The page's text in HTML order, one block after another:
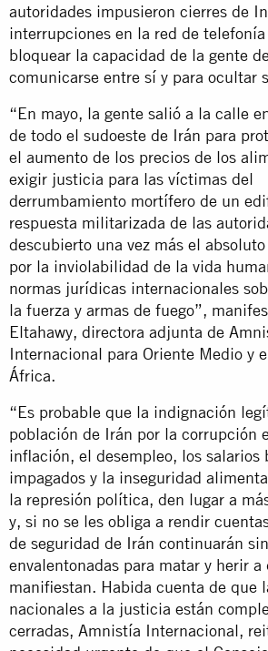
autoridades impusieron cierres de
interrupciones en la red de
bloquear la capacidad de la gente
comunicarse entre sí y para ocultar
“En mayo, la gente salió a la calle
de todo el sudoeste de Irán para
el aumento de los precios de los
exigir justicia para las víctimas del
derrumbamiento mortífero de un
respuesta militarizada de las
descubierto una vez más el
por la inviolabilidad de la vida
normas jurídicas internacionales
la fuerza y armas de fuego”,
Eltahawy, directora adjunta de
Internacional para Oriente Medio y
África.
“Es probable que la indignación
población de Irán por la corrupción
inflación, el desempleo, los salarios
impagados y la inseguridad
la represión política, den lugar a
y, si no se les obliga a rendir
de seguridad de Irán continuarán
envalentonadas para matar y herir a
manifiestan. Habida cuenta de que
nacionales a la justicia están
cerradas, Amnistía Internacional,